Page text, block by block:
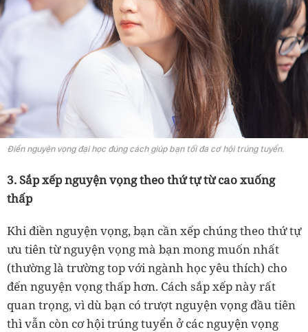
Điền nguyện vọng đại học đúng cách giúp bạn tối đa cơ hội trúng tuyển.
3. Sắp xếp nguyện vọng theo thứ tự từ cao xuống
thấp
Khi điền nguyện vọng, bạn cần xếp chúng theo thứ tự
ưu tiên từ nguyện vọng mà bạn mong muốn nhất
(thường là trường top với ngành học yêu thích) cho
đến nguyện vọng thấp hơn. Cách sắp xếp này rất
quan trọng, vì dù bạn có trượt nguyện vọng đầu tiên
thì vẫn còn cơ hội trúng tuyển ở các nguyện vọng